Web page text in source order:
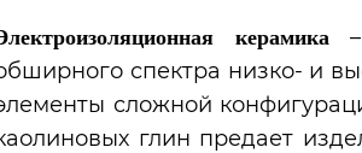
керамика–
спектра низко- и
сложной
глин предает